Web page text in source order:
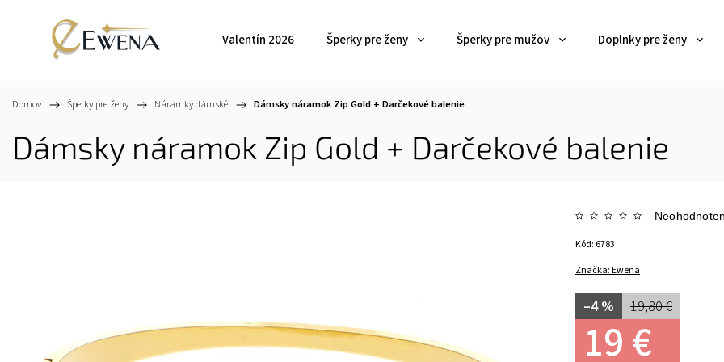
Valentín 2026 Šperky pre ženy Šperky pre mužov Doplnky pre ženy
Domov / Šperky pre ženy / Náramky dámské / Dámsky náramok Zip Gold + Darčekové balenie
Dámsky náramok Zip Gold + Darčekové balenie
Značka:Ewena
19,80 €
–4 %
19 €
Kód: 6783